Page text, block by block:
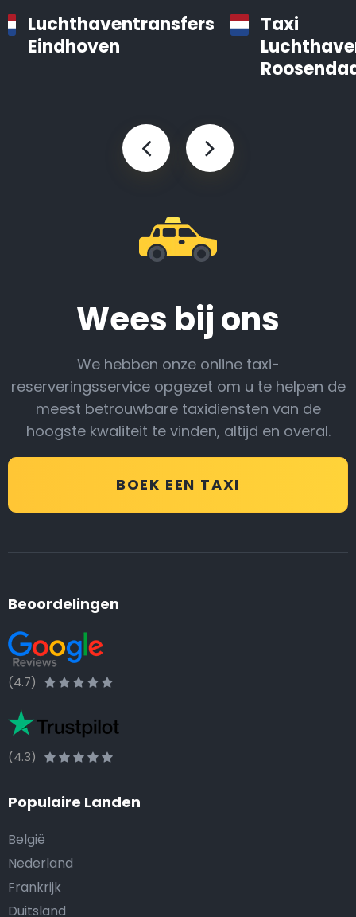
Luchthaventransfers
Eindhoven
Taxi
Wees bij ons
We hebben onze online taxi-
reserveringsservice opgezet om u te helpen de
meest betrouwbare taxidiensten van de
hoogste kwaliteit te vinden, altijd en overal.
BOEK EEN TAXI
Beoordelingen
(4.7)
(4.3)
Populaire Landen
België
Nederland
Frankrijk
Duitsland